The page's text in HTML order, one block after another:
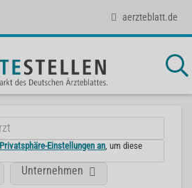
aerzteblatt.de
Einstellungen an , um diese
Unternehmen